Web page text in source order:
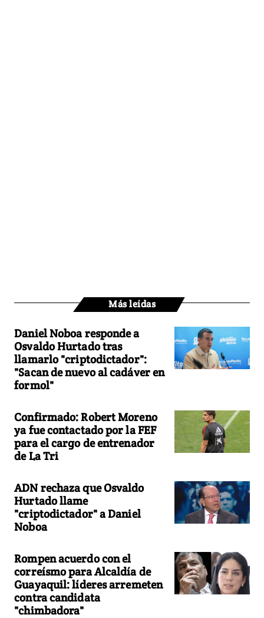
Más leídas
Daniel Noboa responde a
Osvaldo Hurtado tras
llamarlo "criptodictador":
"Sacan de nuevo al cadáver en
formol"
Confirmado: Robert Moreno
ya fue contactado por la FEF
para el cargo de entrenador
de La Tri
ADN rechaza que Osvaldo
Hurtado llame
"criptodictador" a Daniel
Noboa
Rompen acuerdo con el
correísmo para Alcaldía de
Guayaquil: líderes arremeten
contra candidata
"chimbadora"